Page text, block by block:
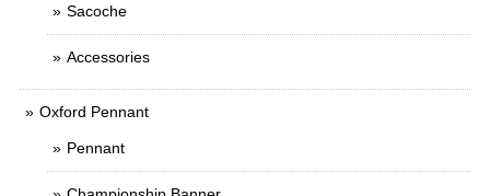
Sacoche
Accessories
Oxford Pennant
Pennant